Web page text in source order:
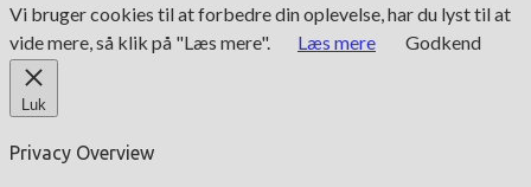
Vi bruger cookies til at forbedre din oplevelse, har du lyst til at
vide mere, så klik på "Læs mere".
Læs mere Godkend
Luk
Privacy Overview